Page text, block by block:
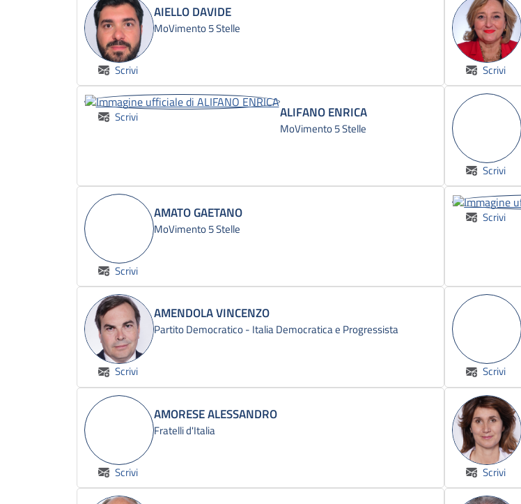
Scrivi
AIELLO DAVIDE
MoVimento 5 Stelle
Scrivi
Scrivi ALIFANO ENRICA
MoVimento 5 Stelle
Scrivi
Scrivi
AMATO GAETANO
MoVimento 5 Stelle
Scrivi
Scrivi
AMENDOLA VINCENZO
Partito Democratico - Italia Democratica e Progressista
Scrivi
Scrivi
AMORESE ALESSANDRO
Fratelli d'Italia
Scrivi